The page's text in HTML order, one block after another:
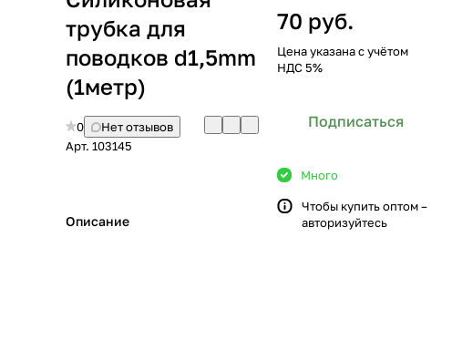
трубка для
поводков d1,5mm
(1метр)
0
Нет отзывов
Арт. 103145
Описание
70 руб.
Цена указана с учётом
НДС 5%
Подписаться
Много
Чтобы купить оптом –
авторизуйтесь